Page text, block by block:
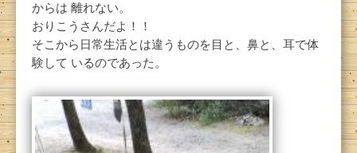
からは 離れない。
おりこうさんだよ！！
そこから日常生活とは違うものを目と、鼻と、耳で体
験して いるのであった。